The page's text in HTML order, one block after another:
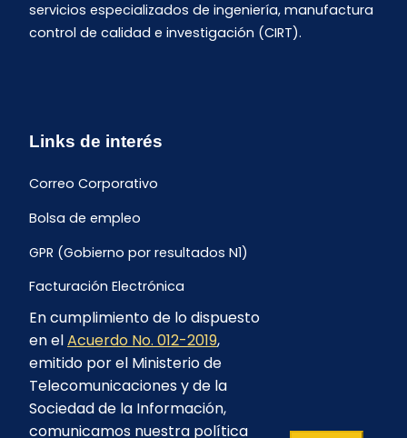
servicios especializados de ingeniería, manufactura
control de calidad e investigación (CIRT).
Links de interés
Correo Corporativo
Bolsa de empleo
GPR (Gobierno por resultados N1)
Facturación Electrónica
Archivo Histórico de Facturación
Portal Ambiental y Social
Proyecto Geotérmico Chachimbiro
Contratación consultoría mediante “Lista Corta”
En cumplimiento de lo dispuesto
en elAcuerdo No. 012-2019,
emitido por el Ministerio de
Telecomunicaciones y de la
Sociedad de la Información,
comunicamos nuestra política